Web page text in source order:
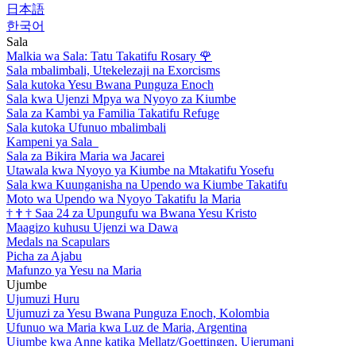
日本語
한국어
Sala
Malkia wa Sala: Tatu Takatifu Rosary 🌹
Sala mbalimbali, Utekelezaji na Exorcisms
Sala kutoka Yesu Bwana Punguza Enoch
Sala kwa Ujenzi Mpya wa Nyoyo za Kiumbe
Sala za Kambi ya Familia Takatifu Refuge
Sala kutoka Ufunuo mbalimbali
Kampeni ya Sala
Sala za Bikira Maria wa Jacarei
Utawala kwa Nyoyo ya Kiumbe na Mtakatifu Yosefu
Sala kwa Kuunganisha na Upendo wa Kiumbe Takatifu
Moto wa Upendo wa Nyoyo Takatifu la Maria
† † † Saa 24 za Upungufu wa Bwana Yesu Kristo
Maagizo kuhusu Ujenzi wa Dawa
Medals na Scapulars
Picha za Ajabu
Mafunzo ya Yesu na Maria
Ujumbe
Ujumuzi Huru
Ujumuzi za Yesu Bwana Punguza Enoch, Kolombia
Ufunuo wa Maria kwa Luz de Maria, Argentina
Ujumbe kwa Anne katika Mellatz/Goettingen, Ujerumani